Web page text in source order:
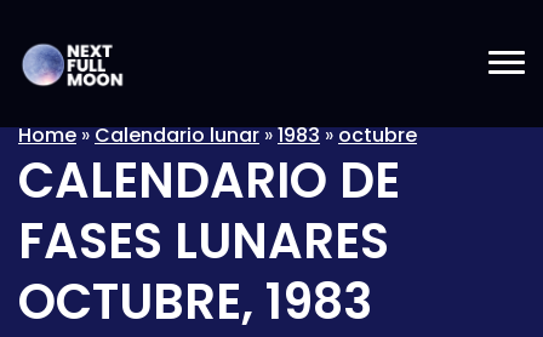
Home»Calendario lunar»1983»octubre
CALENDARIO DE
FASES LUNARES
OCTUBRE, 1983